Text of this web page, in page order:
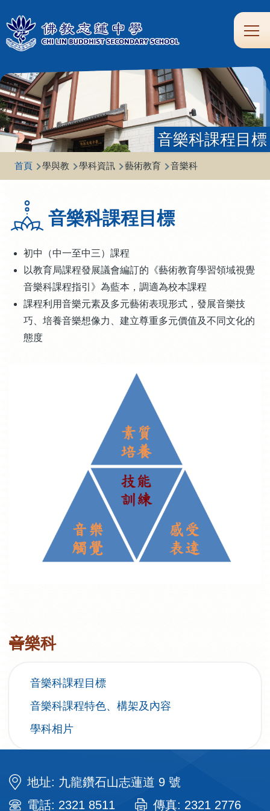
Main
生
涯
劃
家
校
作
校
友
圖
書
園
道
音樂科課程目標
導
航
連
結
首頁 學與教 學科資訊 藝術教育 音樂科
音樂科課程目標
初中（中一至中三）課程
以教育局課程發展議會編訂的《藝術教育學習領域視覺
音樂科課程指引》為藍本，調適為校本課程
課程利用音樂元素及多元藝術表現形式，發展音樂技
巧、培養音樂想像力、建立尊重多元價值及不同文化的
態度
音樂科
音樂科課程目標
音樂科課程特色、構架及內容
學科相片
地址: 九龍鑽石山志蓮道 9 號
電話: 2321 8511
傳真: 2321 2776